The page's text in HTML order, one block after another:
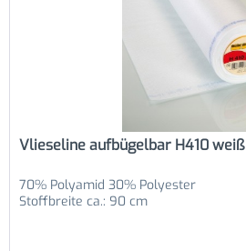
Vlieseline aufbügelbar H410 weiß
70% Polyamid 30% Polyester
Stoffbreite ca.: 90 cm